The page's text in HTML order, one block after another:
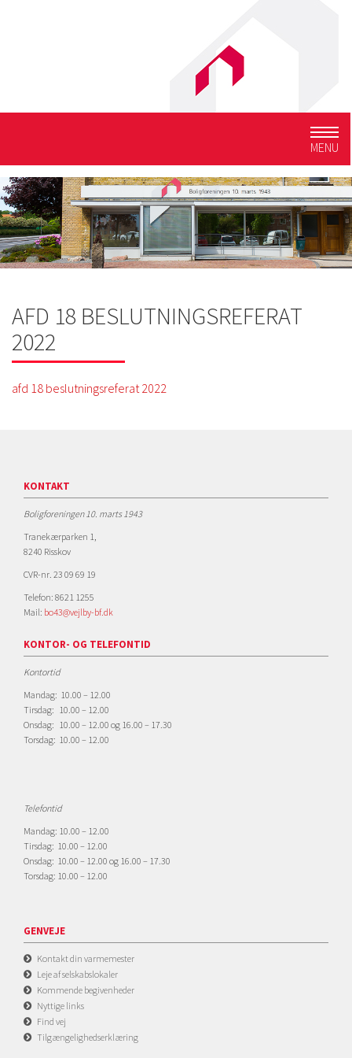
MENU
AFD 18 BESLUTNINGSREFERAT
2022
afd 18 beslutningsreferat 2022
KONTAKT
Boligforeningen 10. marts 1943
Tranekærparken 1,
8240 Risskov
CVR-nr. 23 09 69 19
Telefon: 8621 1255
Mail: bo43@vejlby-bf.dk
KONTOR- OG TELEFONTID
Kontortid
Mandag: 10.00 – 12.00
Tirsdag: 10.00 – 12.00
Onsdag: 10.00 – 12.00 og 16.00 – 17.30
Torsdag: 10.00 – 12.00
Telefontid
Mandag: 10.00 – 12.00
Tirsdag: 10.00 – 12.00
Onsdag: 10.00 – 12.00 og 16.00 – 17.30
Torsdag: 10.00 – 12.00
GENVEJE
Kontakt din varmemester
Leje af selskabslokaler
Kommende begivenheder
Nyttige links
Find vej
Tilgængelighedserklæring